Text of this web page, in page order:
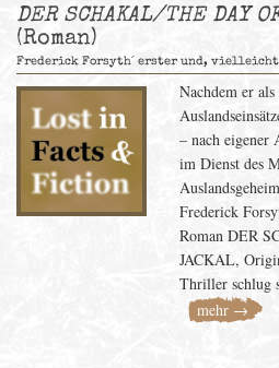
DER SCHAKAL/THE DAY
(Roman)
Frederick Forsyth´ erster und, vielleicht,
Nachdem er
– nach eigener
im Dienst des
Frederick
Roman DER
JACKAL,
Thriller schlug
mehr →